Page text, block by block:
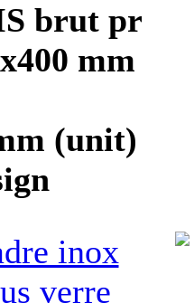
brut pr
mm
(unit)